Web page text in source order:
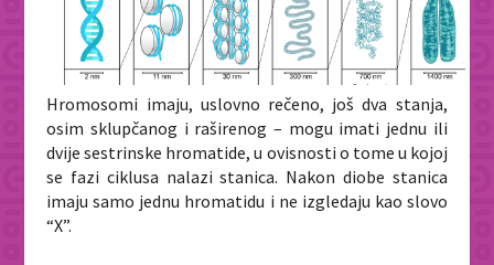
Hromosomi imaju, uslovno rečeno, još dva stanja,
osim sklupčanog i raširenog – mogu imati jednu ili
dvije sestrinske hromatide, u ovisnosti o tome u kojoj
se fazi ciklusa nalazi stanica. Nakon diobe stanica
imaju samo jednu hromatidu i ne izgledaju kao slovo
“X”.